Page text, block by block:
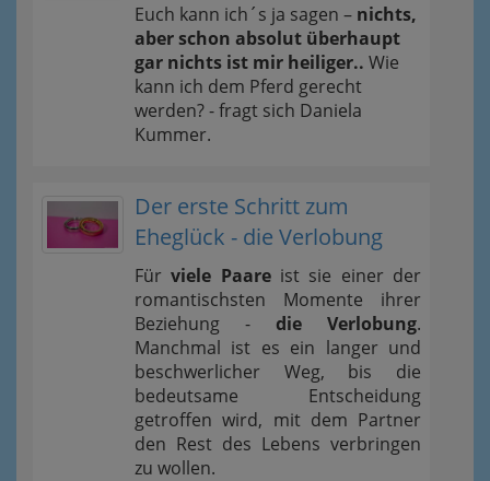
Euch kann ich´s ja sagen – nichts,
aber schon absolut überhaupt
gar nichts ist mir heiliger.. Wie
kann ich dem Pferd gerecht
werden? - fragt sich Daniela
Kummer.
Der erste Schritt zum
Eheglück - die Verlobung
Fürviele Paareist sie einer der
romantischsten Momente ihrer
Beziehung - die Verlobung.
Manchmal ist es ein langer und
beschwerlicher Weg, bis die
bedeutsame Entscheidung
getroffen wird, mit dem Partner
den Rest des Lebens verbringen
zu wollen.